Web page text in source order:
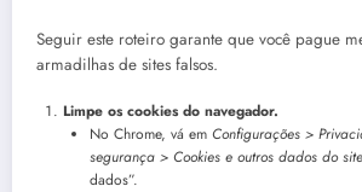
Seguir este roteiro garante que você pague
armadilhas de sites falsos.
Limpe os cookies do navegador.
No Chrome, vá em Configurações >
segurança > Cookies e outros dados do site
dados”.